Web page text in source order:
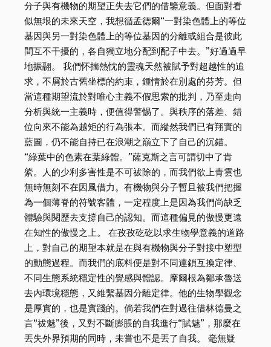
分子與有機物的期望正失去它們的借鑒意義。但面對看
似無垠的未來天空，我想循孟德爾“一對染色體上的等位
基因與另一對染色體上的等位基因的分離或組合是彼此
間互不干擾的，各自獨立地分配到配子中去。”好過過早
地振翮。 我們怀揣熱忱的靈魂天然被賦予對超越性的追
求，不屑於古舊坐標的約束，鍾情於在別處的芬芳。但
當這種期望流於對唯心主義不假思索的批判，乃至走向
分析與統一主義時，便值得警惕了。與秩序的落差、錯
位向來不能為越矩的行為張本。而縱然我們已有翔實的
藍圖，仍不能自持已在浪潮之巔立下了自己的沉錨。
“綠葉中的色素在葉綠體。”薩克斯之言可謂切中了肯
綮。人的少利多害性是不可祓除的，而我們欲上青雲也
無時無刻不在因風借力。有機物與分子暫且被我們把握
為一個薄脊的符號客體，一定程度上是因為我們尚缺乏
體驗與閱歷去支撐自己的認知。而這種偏見的傲慢更遠
在知性的傲慢之上。 在孜孜矻矻以求生物學意義的道路
上，對自己的期望本就是在與有機物與分子對接中塑型
的動態過程。而我們的底料便是對不同連鎖互換定律、
不同生態系統穩定性的覺感與體認。摩爾根為鄒承魯送
去內環境穩態，又維繫基因分離定律。他的生物學觀念
是厚實的，也是實踐的。倘若我們在對過往借林德曼之
言“祓魅”後，又對不斷膨脹的自我進行“賦魅”，那麼在
丟失外界預期的同時，未嘗也不是丟了自我。 毫無疑